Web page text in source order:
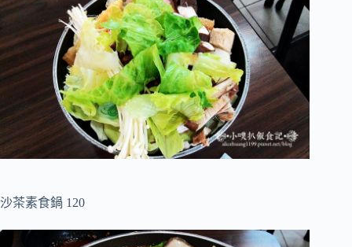
沙茶素食鍋 120